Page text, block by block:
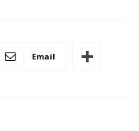
Email